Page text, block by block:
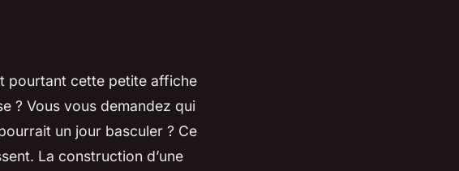
pourtant cette petite affiche
? Vous vous demandez qui
un jour basculer ? Ce
La construction d’une